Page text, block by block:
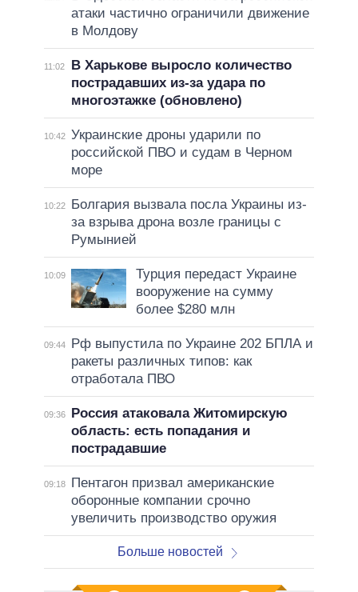
атаки частично ограничили движение
в Молдову
11:02
В Харькове выросло количество
пострадавших из-за удара по
многоэтажке (обновлено)
10:42 Украинские дроны ударили по
российской ПВО и судам в Черном
море
10:22
Болгария вызвала посла Украины из-
за взрыва дрона возле границы с
Румынией
10:09
Турция передаст Украине
вооружение на сумму
более $280 млн
09:44
Рф выпустила по Украине 202 БПЛА и
ракеты различных типов: как
отработала ПВО
09:36
Россия атаковала Житомирскую
область: есть попадания и
пострадавшие
09:18
Пентагон призвал американские
оборонные компании срочно
увеличить производство оружия
Больше новостей